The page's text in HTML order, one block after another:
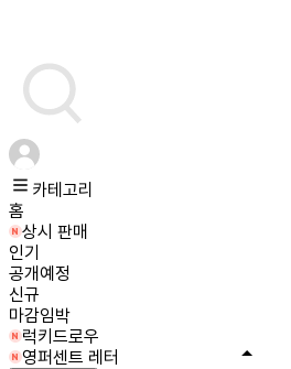
카테고리
홈
상시 판매
인기
공개예정
신규
마감임박
럭키드로우
영퍼센트 레터